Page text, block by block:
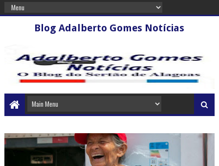
Blog Adalberto Gomes Notícias